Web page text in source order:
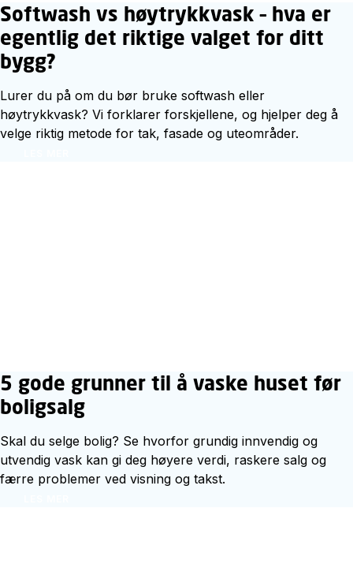
Softwash vs høytrykkvask – hva er
egentlig det riktige valget for ditt
bygg?
Lurer du på om du bør bruke softwash eller
høytrykkvask? Vi forklarer forskjellene, og hjelper deg å
velge riktig metode for tak, fasade og uteområder.
5 gode grunner til å vaske huset før
boligsalg
Skal du selge bolig? Se hvorfor grundig innvendig og
utvendig vask kan gi deg høyere verdi, raskere salg og
færre problemer ved visning og takst.